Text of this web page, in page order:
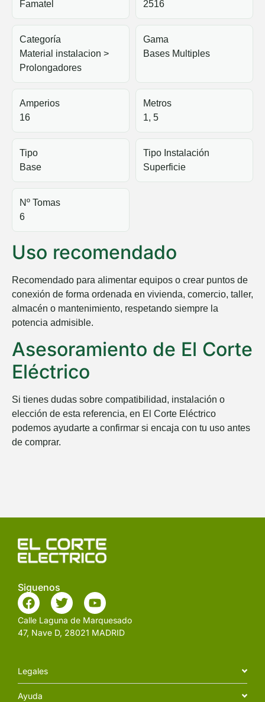
Famatel
2516
Categoría
Material instalacion >
Prolongadores
Gama
Bases Multiples
Amperios
16
Metros
1, 5
Tipo
Base
Tipo Instalación
Superficie
Nº Tomas
6
Uso recomendado
Recomendado para alimentar equipos o crear puntos de
conexión de forma ordenada en vivienda, comercio, taller,
almacén o mantenimiento, respetando siempre la
potencia admisible.
Asesoramiento de El Corte
Eléctrico
Si tienes dudas sobre compatibilidad, instalación o
elección de esta referencia, en El Corte Eléctrico
podemos ayudarte a confirmar si encaja con tu uso antes
de comprar.
Siguenos
Calle Laguna de Marquesado
47, Nave D, 28021 MADRID
Legales
Ayuda